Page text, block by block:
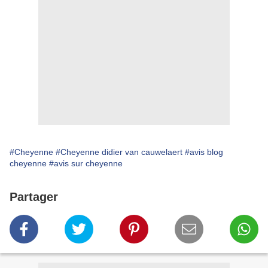
#Cheyenne #Cheyenne didier van cauwelaert #avis blog
cheyenne #avis sur cheyenne
Partager